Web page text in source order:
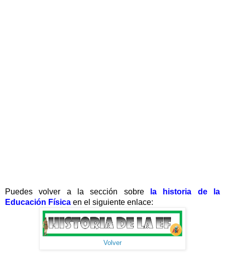
Puedes volver a la sección sobre
la historia de la
Educación Física en el siguiente enlace:
Volver